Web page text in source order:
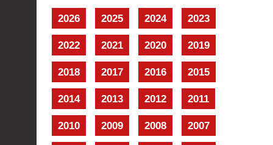
2026 2025 2024 2023
2022 2021 2020 2019
2018 2017 2016 2015
2014 2013 2012 2011
2010 2009 2008 2007